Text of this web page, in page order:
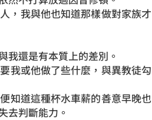
，我與他也知道那樣做對家族才
我還是有本質上的差別。
我或他做了些什麼，與異教徒勾
知道這種杯水車薪的善意早晚也
去判斷能力。